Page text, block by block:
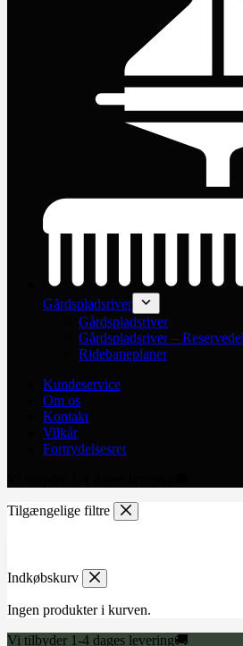
Gårdspladsriver
Gårdspladsriver
Gårdspladsriver –
Ridebaneplaner
Kundeservice
Om os
Kontakt
Vilkår
Fortrydelsesret
Tilgængelige filtre
Indkøbskurv
Ingen produkter i kurven.
Vi tilbyder 1-4 dages levering🚚